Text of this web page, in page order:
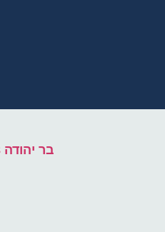
בר יהודה 3 בת ים